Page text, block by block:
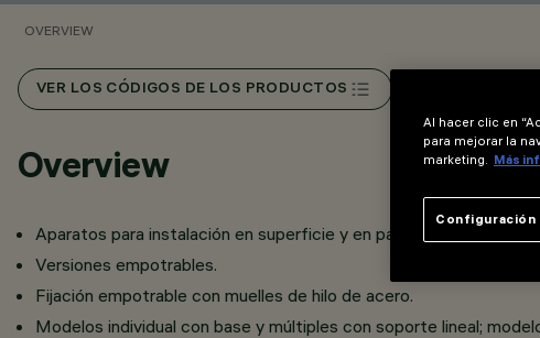
OVERVIEW
VER LOS CÓDIGOS DE LOS PRODUCTOS
Overview
Aparatos para instalación en superficie y en pared.
Versiones empotrables.
Fijación empotrable con muelles de hilo de acero.
Modelos individual con base y múltiples con soporte lineal;
Al hacer clic en
para mejorar la
marketing. Más
Configuración